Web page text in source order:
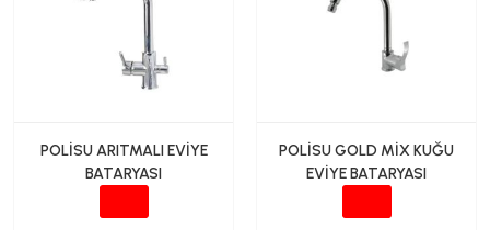
POLİSU ARITMALI EVİYE
BATARYASI
POLİSU GOLD MİX KUĞU
EVİYE BATARYASI